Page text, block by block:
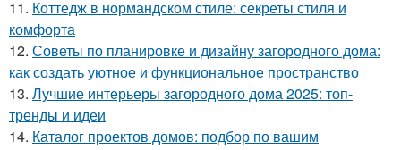
11. Коттедж в нормандском стиле: секреты стиля и
комфорта
12. Советы по планировке и дизайну загородного дома:
как создать уютное и функциональное пространство
13. Лучшие интерьеры загородного дома 2025: топ-
тренды и идеи
14. Каталог проектов домов: подбор по вашим